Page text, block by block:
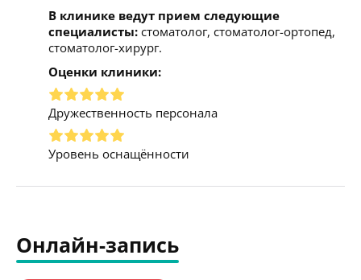
В клинике ведут прием следующие
специалисты: стоматолог, стоматолог-ортопед,
стоматолог-хирург.
Оценки клиники:
Дружественность персонала
Уровень оснащённости
Онлайн-запись